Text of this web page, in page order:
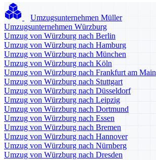
Umzugsunternehmen Müller
Umzugsunternehmen Würzburg
Umzug von Würzburg nach Berlin
Umzug von Würzburg nach Hamburg
Umzug von Würzburg nach München
Umzug von Würzburg nach Köln
Umzug von Würzburg nach Frankfurt am Main
Umzug von Würzburg nach Stuttgart
Umzug von Würzburg nach Düsseldorf
Umzug von Würzburg nach Leipzig
Umzug von Würzburg nach Dortmund
Umzug von Würzburg nach Essen
Umzug von Würzburg nach Bremen
Umzug von Würzburg nach Hannover
Umzug von Würzburg nach Nürnberg
Umzug von Würzburg nach Dresden